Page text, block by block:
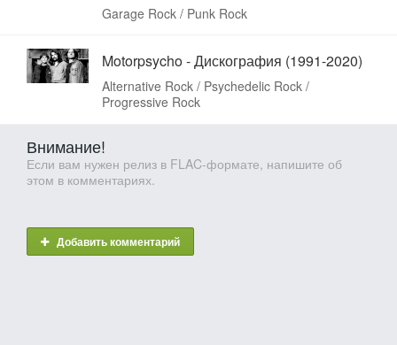
Garage Rock / Punk Rock
Motorpsycho - Дискография (1991-2020)
Alternative Rock / Psychedelic Rock /
Progressive Rock
Внимание!
Если вам нужен релиз в FLAC-формате, напишите об
этом в комментариях.
Добавить комментарий